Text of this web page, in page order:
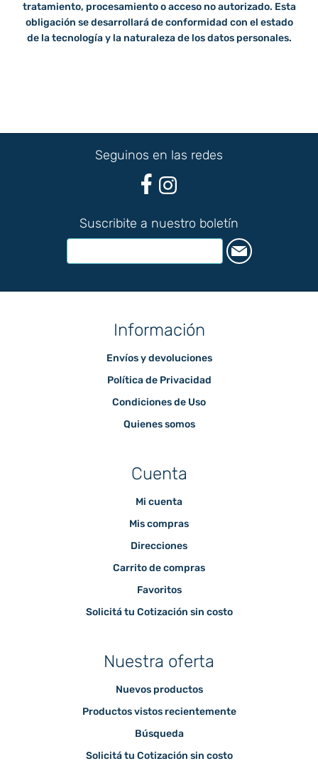
tratamiento, procesamiento o acceso no autorizado. Esta
obligación se desarrollará de conformidad con el estado
de la tecnología y la naturaleza de los datos personales.
Seguinos en las redes
Suscribite a nuestro boletín
Información
Envíos y devoluciones
Política de Privacidad
Condiciones de Uso
Quienes somos
Cuenta
Mi cuenta
Mis compras
Direcciones
Carrito de compras
Favoritos
Solicitá tu Cotización sin costo
Nuestra oferta
Nuevos productos
Productos vistos recientemente
Búsqueda
Solicitá tu Cotización sin costo